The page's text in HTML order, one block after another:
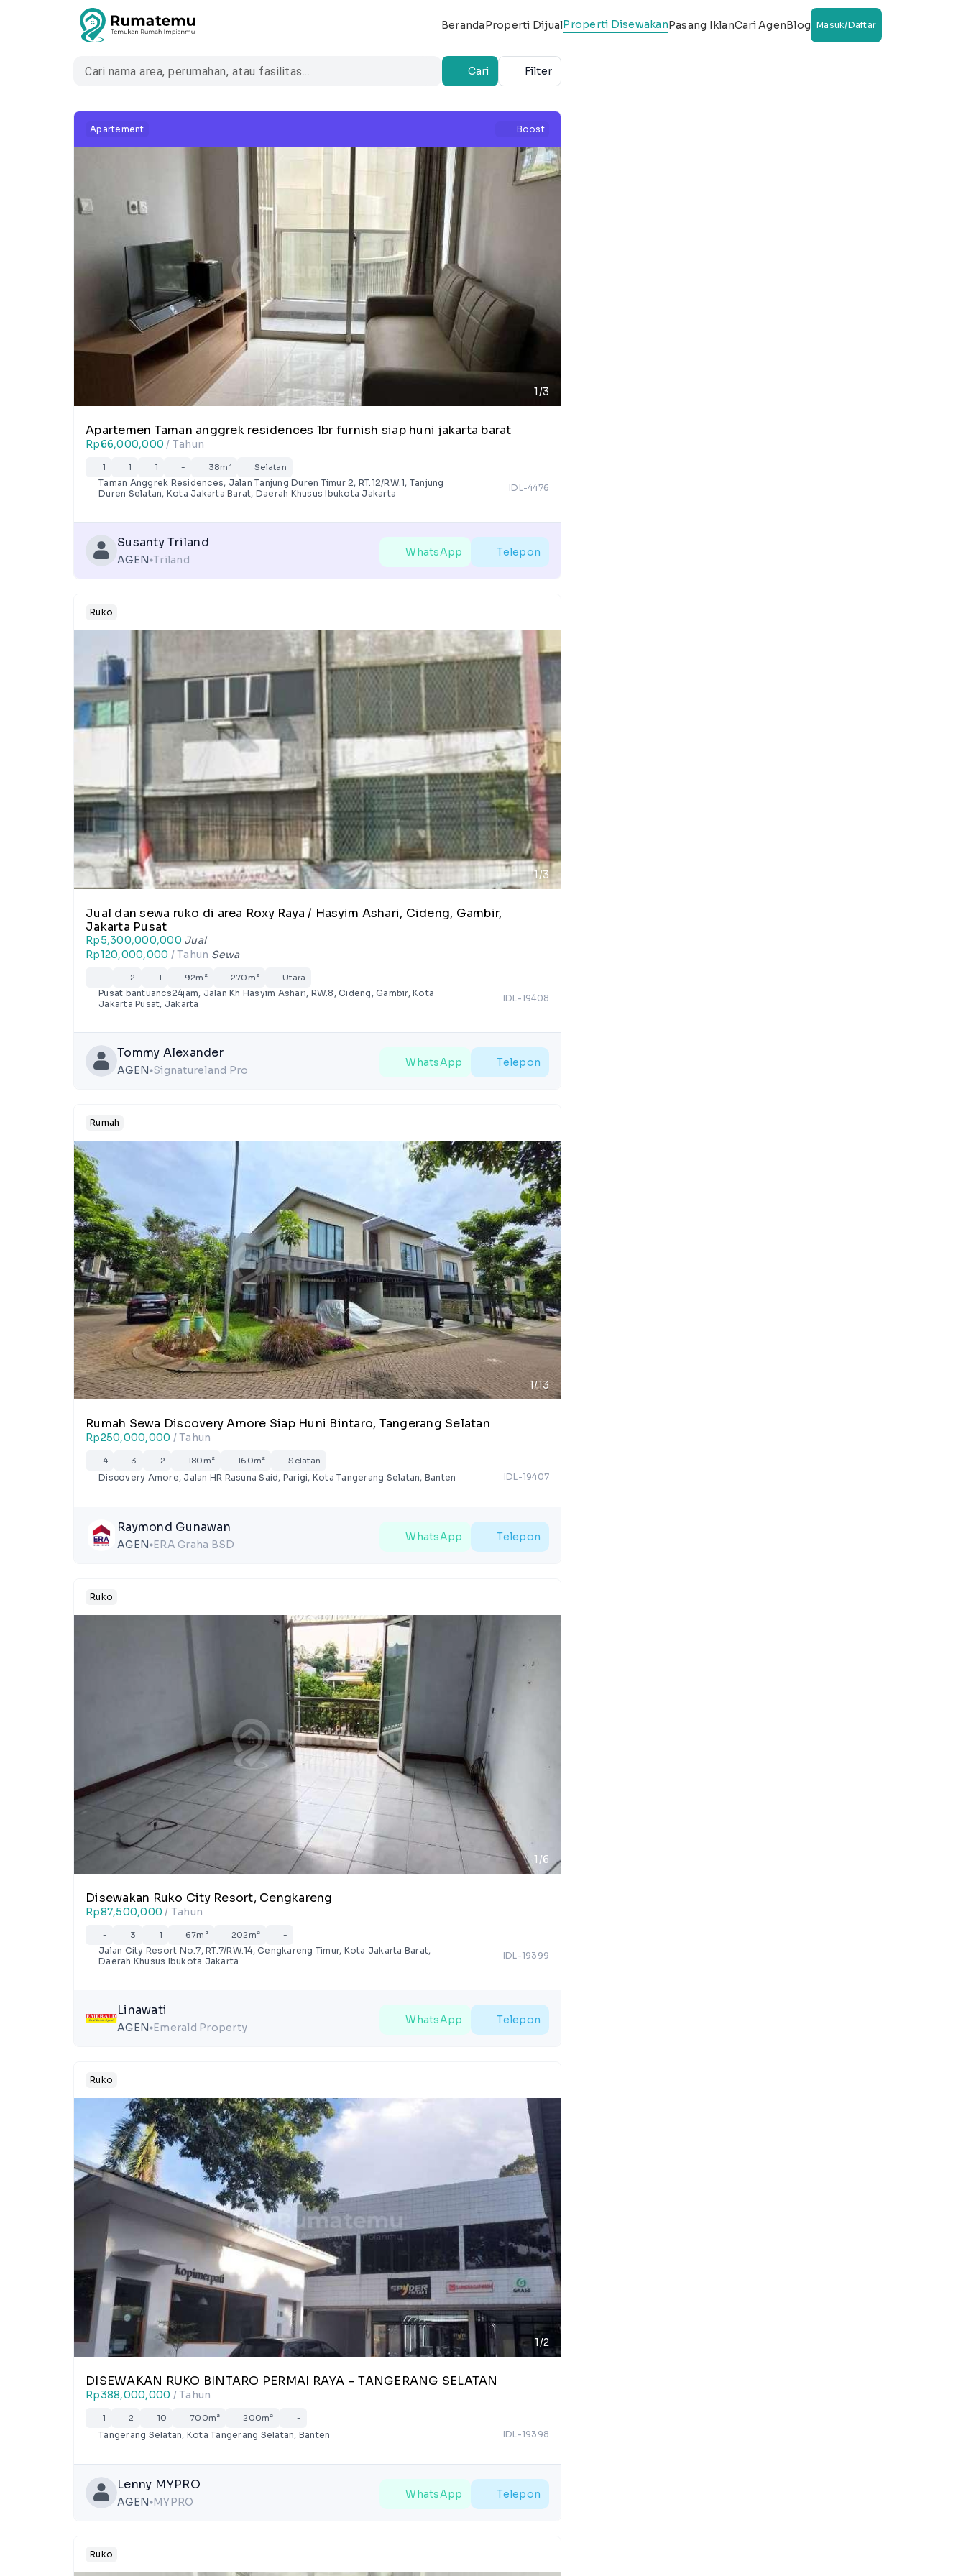
BerandaProperti DijualProperti DisewakanPasang IklanCari AgenBlog Masuk/Daftar
Cari Filter
Apartement Boost
1/3
Apartemen Taman anggrek residences 1br furnish siap huni jakarta barat
Rp66,000,000/ Tahun
1 1 1 - 38m² Selatan
Taman Anggrek Residences, Jalan Tanjung Duren Timur 2, RT.12/RW.1, Tanjung
Duren Selatan, Kota Jakarta Barat, Daerah Khusus Ibukota Jakarta
IDL-4476
Susanty Triland
AGEN lensTriland
WhatsApp Telepon
Ruko
1/3
Jual dan sewa ruko di area Roxy Raya / Hasyim Ashari, Cideng, Gambir,
Jakarta Pusat
Rp5,300,000,000 Jual
Rp120,000,000 / Tahun Sewa
- 2 1 92m² 270m² Utara
Pusat bantuancs24jam, Jalan Kh Hasyim Ashari, RW.8, Cideng, Gambir, Kota
Jakarta Pusat, Jakarta
IDL-19408
Tommy Alexander
AGEN lens Signatureland Pro
WhatsApp Telepon
Rumah
1/13
Rumah Sewa Discovery Amore Siap Huni Bintaro, Tangerang Selatan
Rp250,000,000 / Tahun
4 3 2 180m² 160m² Selatan
Discovery Amore, Jalan HR Rasuna Said, Parigi, Kota Tangerang Selatan, Banten IDL-19407
Raymond Gunawan
AGEN lens ERA Graha BSD
WhatsApp Telepon
Ruko
1/6
Disewakan Ruko City Resort, Cengkareng
Rp87,500,000/ Tahun
- 3 1 67m² 202m² -
Jalan City Resort No.7, RT.7/RW.14, Cengkareng Timur, Kota Jakarta Barat,
Daerah Khusus Ibukota Jakarta
IDL-19399
Linawati
AGEN lens Emerald Property
WhatsApp Telepon
Ruko
1/2
DISEWAKAN RUKO BINTARO PERMAI RAYA – TANGERANG SELATAN
Rp388,000,000 / Tahun
1 2 10 700m² 200m² -
Tangerang Selatan, Kota Tangerang Selatan, Banten IDL-19398
Lenny MYPRO
AGEN lens MYPRO
WhatsApp Telepon
Ruko